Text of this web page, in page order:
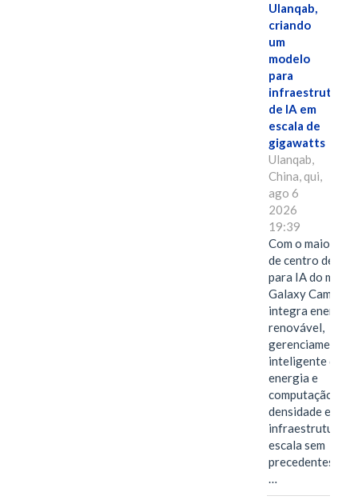
Ulanqab,
criando
um
modelo
para
infraestrutura
de IA em
escala de
gigawatts
Ulanqab,
China, qui,
ago 6
2026
19:39
Com o maior
de centro de
para IA do
Galaxy Campus
integra energia
renovável,
gerenciamento
inteligente de
energia e
computação de
densidade em
infraestrutura
escala sem
…